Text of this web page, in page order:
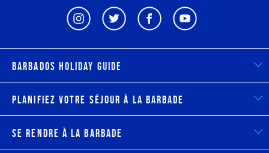
Barbados Holiday Guide
Planifiez votre séjour à la Barbade
Se rendre à la Barbade